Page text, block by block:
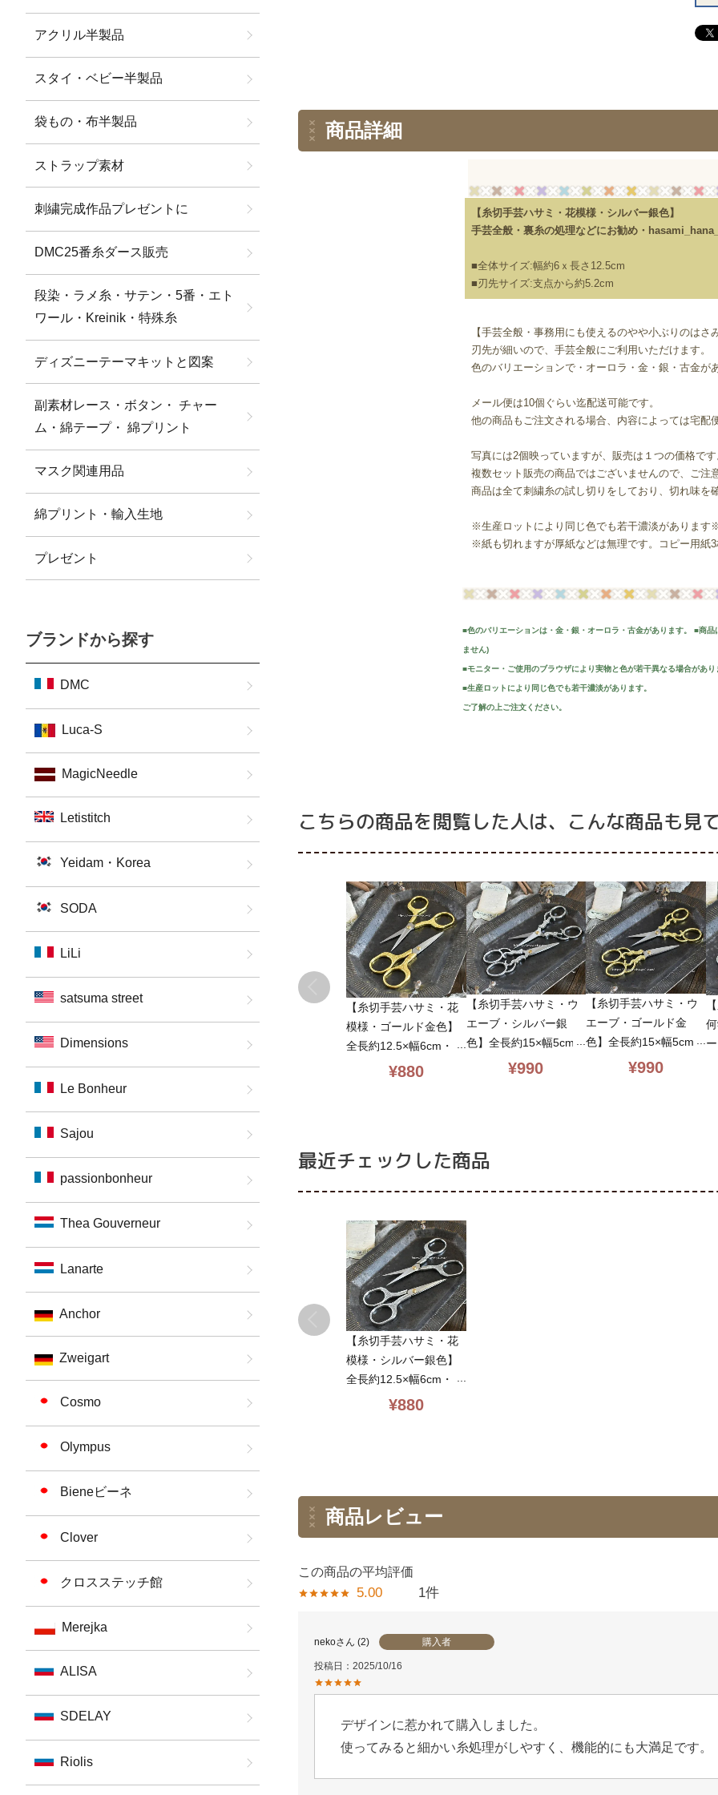
アクリル半製品
スタイ・ベビー半製品
袋もの・布半製品
ストラップ素材
刺繍完成作品プレゼントに
DMC25番糸ダース販売
段染・ラメ糸・サテン・5番・エト
ワール・Kreinik・特殊糸
ディズニーテーマキットと図案
副素材レース・ボタン・ チャー
ム・綿テープ・ 綿プリント
マスク関連用品
綿プリント・輸入生地
プレゼント
ブランドから探す
DMC
Luca-S
MagicNeedle
Letistitch
Yeidam・Korea
SODA
LiLi
satsuma street
Dimensions
Le Bonheur
Sajou
passionbonheur
Thea Gouverneur
Lanarte
Anchor
Zweigart
Cosmo
Olympus
Bieneビーネ
Clover
クロスステッチ館
Merejka
ALISA
SDELAY
Riolis
商品詳細
【糸切手芸ハサミ・花模様・シルバー銀色】
手芸全般・裏糸の処理などにお勧め・
■全体サイズ:幅約6ｘ長さ12.5cm
■刃先サイズ:支点から約5.2cm
【手芸全般・事務用にも使えるのやや小ぶりのはさ
刃先が細いので、手芸全般にご利用いただけます。
色のバリエーションで・オーロラ・金・銀・古金が
メール便は10個ぐらい迄配送可能です。
他の商品もご注文される場合、内容によっては宅配
写真には2個映っていますが、販売は１つの価格です
複数セット販売の商品ではございませんので、ご注
商品は全て刺繍糸の試し切りをしており、切れ味を
※生産ロットにより同じ色でも若干濃淡があります
※紙も切れますが厚紙などは無理です。コピー用紙
■色のバリエーションは・金・銀・オーロラ・古金があります。 ■商
ません)
■モニター・ご使用のブラウザにより実物と色が若干異なる場合があり
■生産ロットにより同じ色でも若干濃淡があります。
ご了解の上ご注文ください。
こちらの商品を閲覧した人は、こんな商品も見
【糸切手芸ハサミ・花
模様・ゴールド金色】
全長約12.5×幅6cm・手
芸全般・裏糸の処理な
¥880
【糸切手芸ハサミ・ウ
エーブ・シルバー銀
色】全長約15×幅5cm・
手芸全般・裏糸の処理
¥990
【糸切手芸ハサミ・ウ
エーブ・ゴールド金
色】全長約15×幅5cm・
手芸全般・裏糸の処理
¥990
最近チェックした商品
【糸切手芸ハサミ・花
模様・シルバー銀色】
全長約12.5×幅6cm・手
芸全般・裏糸の処理な
¥880
商品レビュー
5.00 1
neko 2 購入者
投稿日 2025/10/16
デザインに惹かれて購入しました。
使ってみると細かい糸処理がしやすく、機能的にも大満足です。